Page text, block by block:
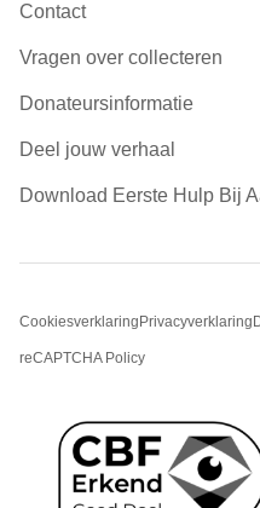
Contact
Vragen over collecteren
Donateursinformatie
Deel jouw verhaal
Download Eerste Hulp Bij
Cookiesverklaring Privacyverklaring
reCAPTCHA Policy